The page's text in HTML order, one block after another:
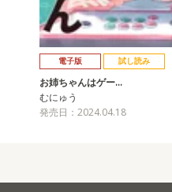
電子版 試し読み
お姉ちゃんはゲー…
むにゅう
発売日：2024.04.18